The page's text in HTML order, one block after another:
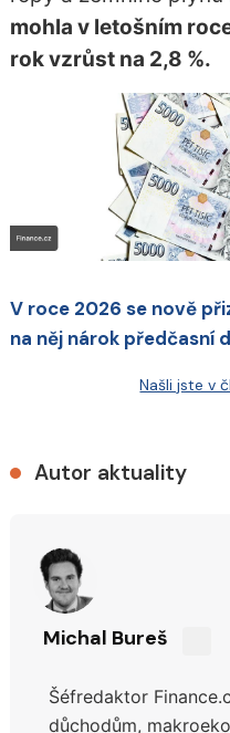
mohla v letošním
rok vzrůst na 2,8 %.
V roce 2026 se nově
na něj nárok předčasní
Našli jste v
Autor aktuality
Michal Bureš
síti
X
Šéfredaktor
důchodům,